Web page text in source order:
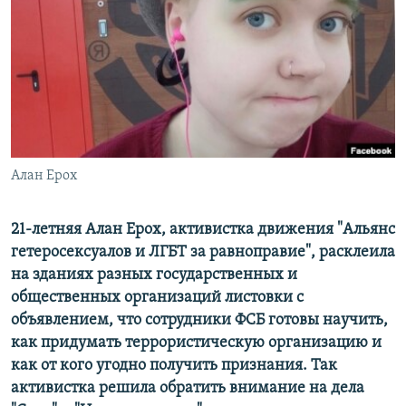
РАСПИСАНИЕ ВЕЩАНИЯ
ПОДПИШИТЕСЬ НА РАССЫЛКУ
СОЦИАЛЬНЫЕ СЕТИ
Все сайты РСЕ/РС
Алан Ерох
21-летняя Алан Ерох, активистка движения "Альянс
гетеросексуалов и ЛГБТ за равноправие", расклеила
на зданиях разных государственных и
общественных организаций листовки с
объявлением, что сотрудники ФСБ готовы научить,
как придумать террористическую организацию и
как от кого угодно получить признания. Так
активистка решила обратить внимание на дела